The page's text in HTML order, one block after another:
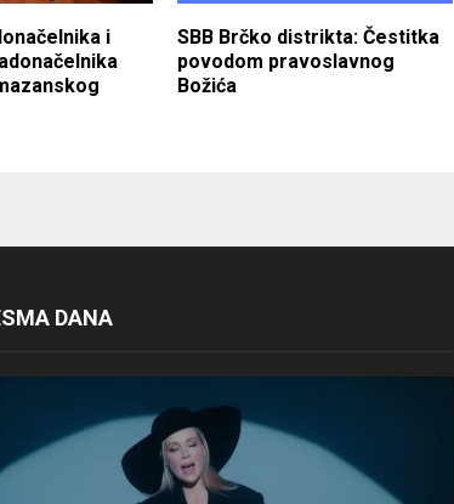
i
SBB Brčko distrikta: Čestitka
povodom pravoslavnog
Božića
DANA